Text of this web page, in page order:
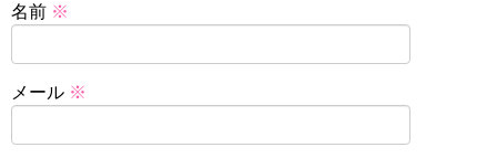
名前 ※
メール ※